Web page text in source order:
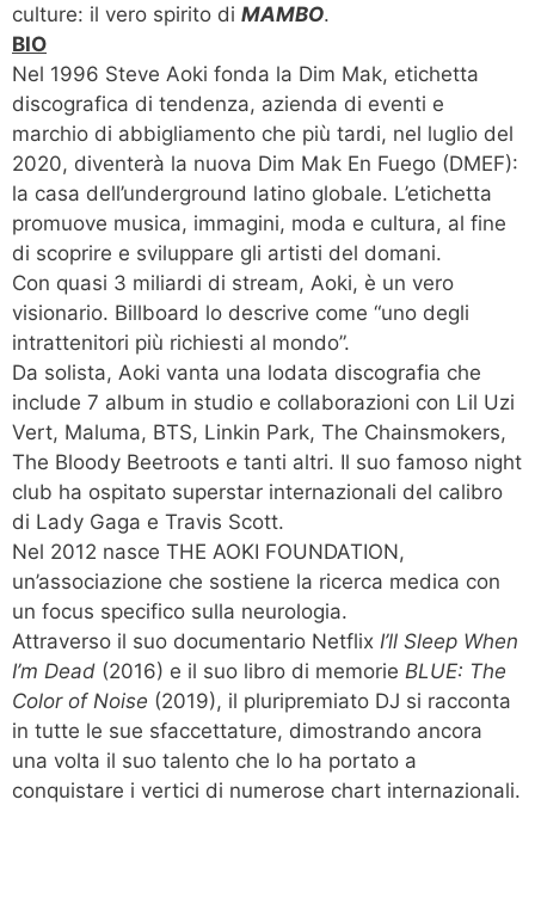
culture: il vero spirito di MAMBO.
BIO
Nel 1996 Steve Aoki fonda la Dim Mak, etichetta
discografica di tendenza, azienda di eventi e
marchio di abbigliamento che più tardi, nel luglio del
2020, diventerà la nuova Dim Mak En Fuego (DMEF):
la casa dell’underground latino globale. L’etichetta
promuove musica, immagini, moda e cultura, al fine
di scoprire e sviluppare gli artisti del domani.
Con quasi 3 miliardi di stream, Aoki, è un vero
visionario. Billboard lo descrive come “uno degli
intrattenitori più richiesti al mondo”.
Da solista, Aoki vanta una lodata discografia che
include 7 album in studio e collaborazioni con Lil Uzi
Vert, Maluma, BTS, Linkin Park, The Chainsmokers,
The Bloody Beetroots e tanti altri. Il suo famoso night
club ha ospitato superstar internazionali del calibro
di Lady Gaga e Travis Scott.
Nel 2012 nasce THE AOKI FOUNDATION,
un’associazione che sostiene la ricerca medica con
un focus specifico sulla neurologia.
Attraverso il suo documentario Netflix I’ll Sleep When
I’m Dead (2016) e il suo libro di memorie BLUE: The
Color of Noise (2019), il pluripremiato DJ si racconta
in tutte le sue sfaccettature, dimostrando ancora
una volta il suo talento che lo ha portato a
conquistare i vertici di numerose chart internazionali.